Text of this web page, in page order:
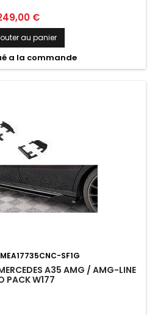
€
au panier
a la commande
MEA17735CNC-SF1G
A35 AMG / AMG-LINE
PACK W177